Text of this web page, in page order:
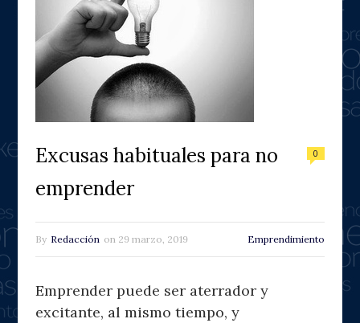
Excusas habituales para no
emprender
0
By Redacción on 29 marzo, 2019 Emprendimiento
Emprender puede ser aterrador y
excitante, al mismo tiempo, y